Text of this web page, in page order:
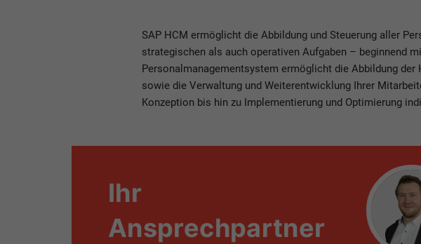
SAP HCM ermöglicht die Abbildung und Steuerung aller
strategischen als auch operativen Aufgaben – beginnend
Personalmanagementsystem ermöglicht die Abbildung
sowie die Verwaltung und Weiterentwicklung Ihrer
Konzeption bis hin zu Implementierung und Optimierung
Ihr
Ansprechpartner